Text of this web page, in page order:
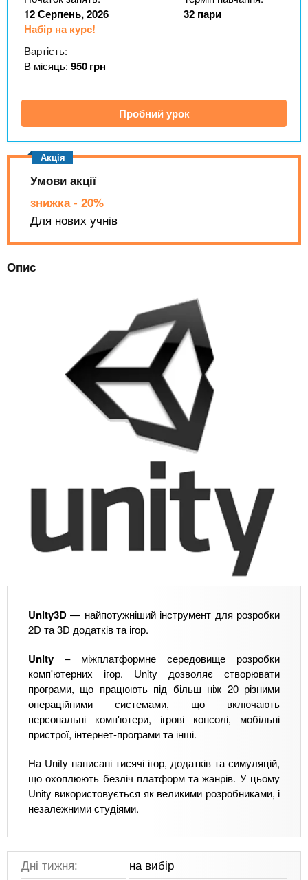
n
s
.
i
n
f
o
д
12 Серпень, 2026
Набір на курс!
32 пари
Вартість:
В місяць: 950грн
Пробний урок
Умови акції
знижка - 20%
Для нових учнів
Опис
Unity3D — найпотужніший інструмент для розробки
2D та 3D додатків та ігор.
Unity – міжплатформне середовище розробки
комп'ютерних ігор. Unity дозволяє створювати
програми, що працюють під більш ніж 20 різними
операційними системами, що включають
персональні комп'ютери, ігрові консолі, мобільні
пристрої, інтернет-програми та інші.
На Unity написані тисячі ігор, додатків та симуляцій,
що охоплюють безліч платформ та жанрів. У цьому
Unity використовується як великими розробниками, і
незалежними студіями.
Дні тижня:
на вибір